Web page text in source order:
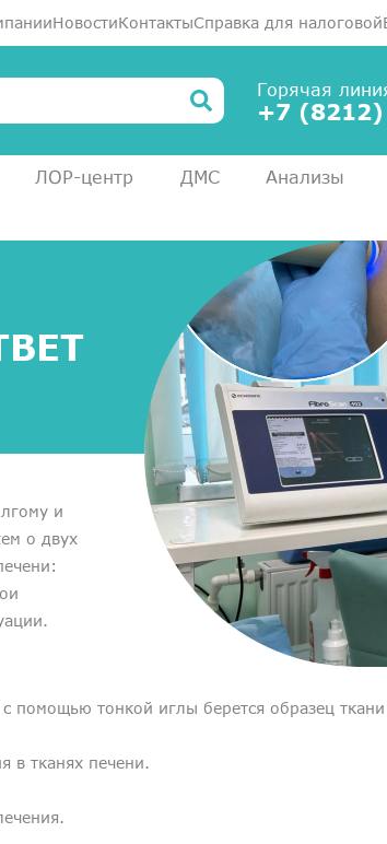
НовостиКонтактыСправка для налоговой
Горячая
+7
ЛОР-центр ДМС Анализы
и
о двух
тонкой иглы берется образец
в тканях печени.